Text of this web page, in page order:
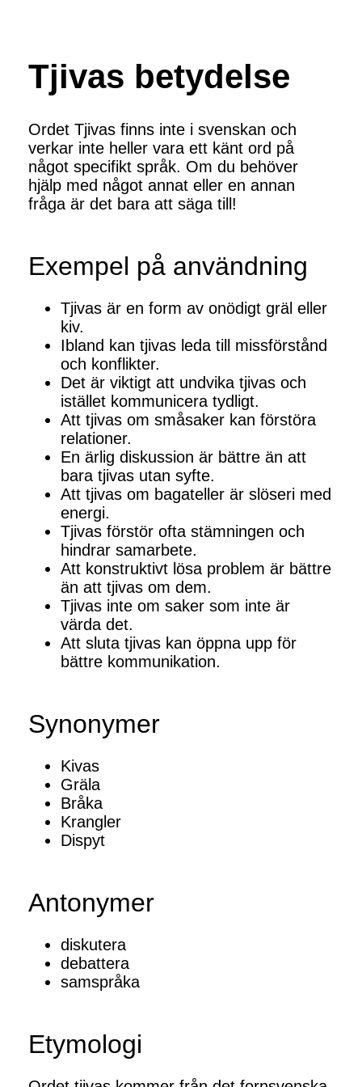
Tjivas betydelse
Ordet Tjivas finns inte i svenskan och
verkar inte heller vara ett känt ord på
något specifikt språk. Om du behöver
hjälp med något annat eller en annan
fråga är det bara att säga till!
Exempel på användning
Tjivas är en form av onödigt gräl eller
kiv.
Ibland kan tjivas leda till missförstånd
och konflikter.
Det är viktigt att undvika tjivas och
istället kommunicera tydligt.
Att tjivas om småsaker kan förstöra
relationer.
En ärlig diskussion är bättre än att
bara tjivas utan syfte.
Att tjivas om bagateller är slöseri med
energi.
Tjivas förstör ofta stämningen och
hindrar samarbete.
Att konstruktivt lösa problem är bättre
än att tjivas om dem.
Tjivas inte om saker som inte är
värda det.
Att sluta tjivas kan öppna upp för
bättre kommunikation.
Synonymer
Kivas
Gräla
Bråka
Krangler
Dispyt
Antonymer
diskutera
debattera
samspråka
Etymologi